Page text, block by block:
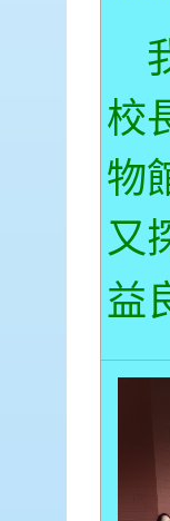
校
物
又
益